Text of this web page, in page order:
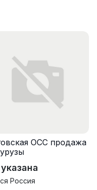
ОСС продажа
Россия